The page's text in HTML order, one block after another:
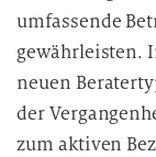
umfassende
gewährleisten.
neuen
der
zum aktiven